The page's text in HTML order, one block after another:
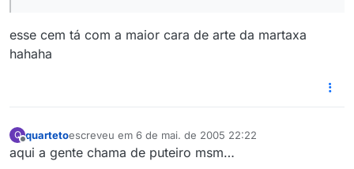
esse cem tá com a maior cara de arte da martaxa
hahaha
Q
Offline
quartetoescreveu em 6 de mai. de 2005 22:22
última edição por
aqui a gente chama de puteiro msm…